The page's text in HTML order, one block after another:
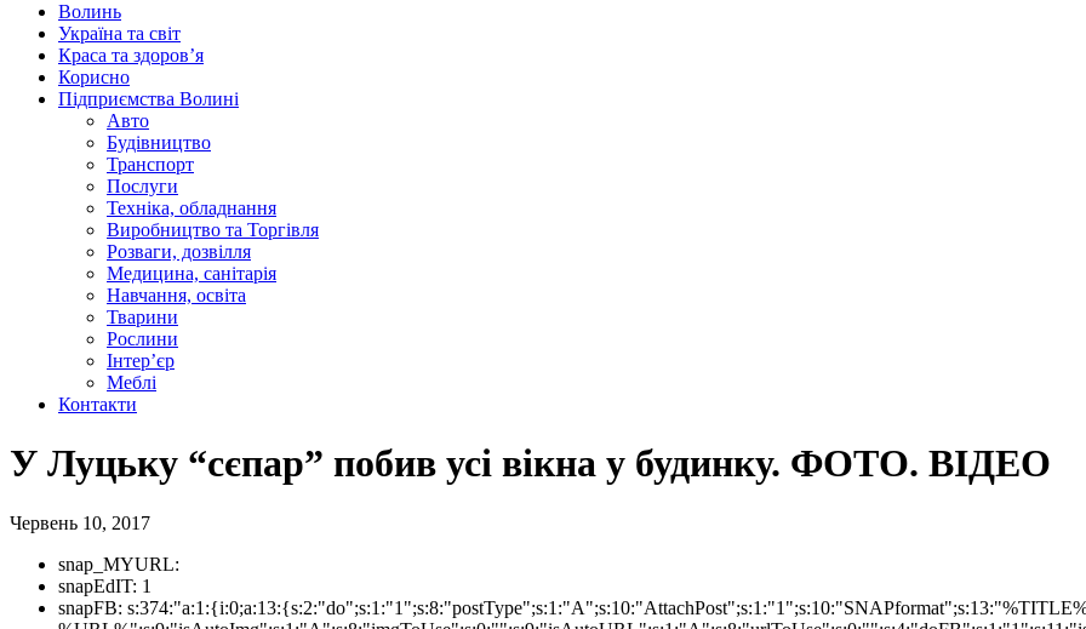
Волинь
Україна та світ
Краса та здоров’я
Корисно
Підприємства Волині
Авто
Будівництво
Транспорт
Послуги
Техніка, обладнання
Виробництво та Торгівля
Розваги, дозвілля
Медицина, санітарія
Навчання, освіта
Тварини
Рослини
Інтер’єр
Меблі
Контакти
У Луцьку “сєпар” побив усі вікна у будинку. ФОТО. ВІДЕО
Червень 10, 2017
snap_MYURL:
snapEdIT: 1
snapFB: